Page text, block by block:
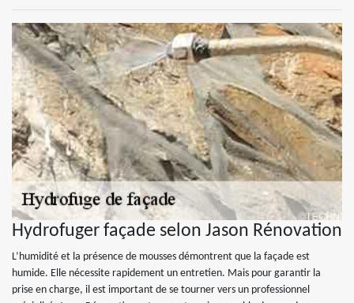
Hydrofuger façade selon Jason Rénovation
L’humidité et la présence de mousses démontrent que la façade est
humide. Elle nécessite rapidement un entretien. Mais pour garantir la
prise en charge, il est important de se tourner vers un professionnel